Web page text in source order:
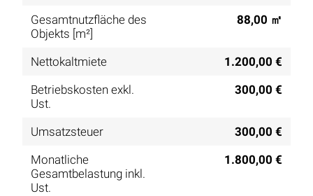
Gesamtnutzfläche des
Objekts [m²]
88,00 ㎡
Nettokaltmiete
1.200,00 €
Betriebskosten exkl.
Ust.
300,00 €
Umsatzsteuer
300,00 €
Monatliche
Gesamtbelastung inkl.
Ust.
1.800,00 €